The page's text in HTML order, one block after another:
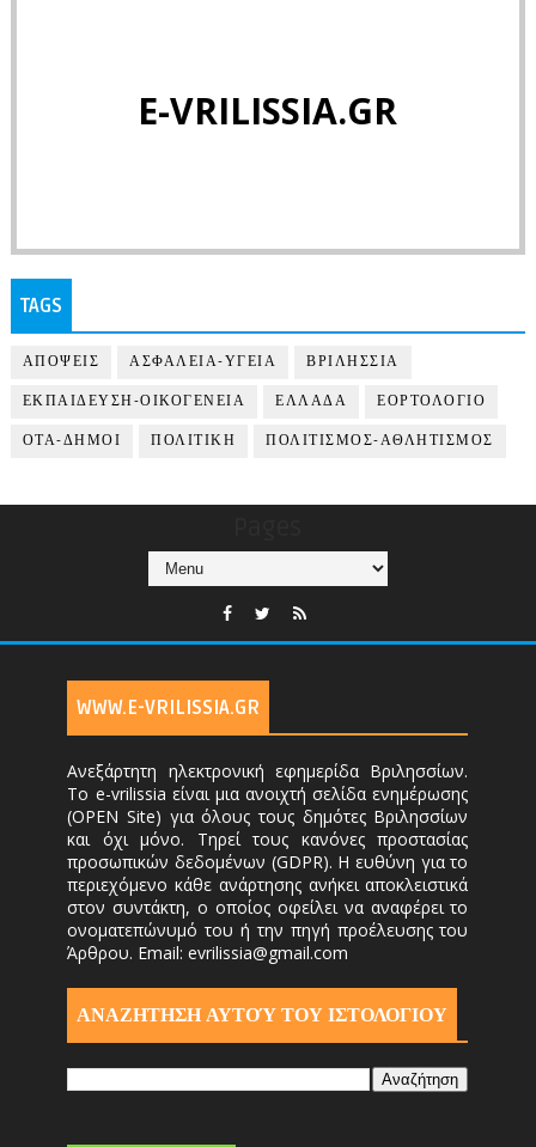
E-VRILISSIA.GR
TAGS
ΑΠΟΨΕΙΣ ΑΣΦΑΛΕΙΑ-ΥΓΕΙΑ ΒΡΙΛΗΣΣΙΑ
ΕΚΠΑΙΔΕΥΣΗ-ΟΙΚΟΓΕΝΕΙΑ ΕΛΛΑΔΑ ΕΟΡΤΟΛΟΓΙΟ
ΟΤΑ-ΔΗΜΟΙ ΠΟΛΙΤΙΚΗ ΠΟΛΙΤΙΣΜΟΣ-ΑΘΛΗΤΙΣΜΟΣ
WWW.E-VRILISSIA.GR
Ανεξάρτητη ηλεκτρονική εφημερίδα Βριλησσίων.
Το e-vrilissia είναι μια ανοιχτή σελίδα ενημέρωσης
(OPEN Site) για όλους τους δημότες Βριλησσίων
και όχι μόνο. Τηρεί τους κανόνες προστασίας
προσωπικών δεδομένων (GDPR). Η ευθύνη για το
περιεχόμενο κάθε ανάρτησης ανήκει αποκλειστικά
στον συντάκτη, ο οποίος οφείλει να αναφέρει το
ονοματεπώνυμό του ή την πηγή προέλευσης του
Άρθρου. Email: evrilissia@gmail.com
ΑΝΑΖΗΤΗΣΗ ΑΥΤΟΎ ΤΟΥ ΙΣΤΟΛΟΓΙΟΥ